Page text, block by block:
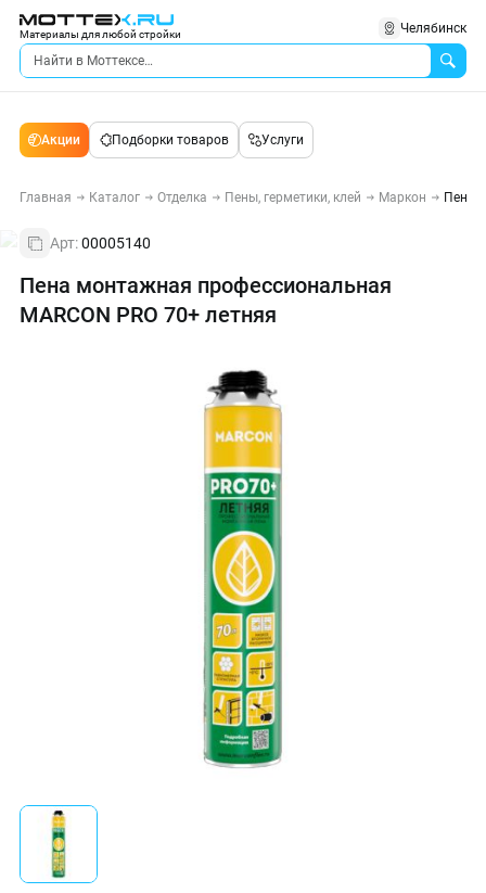
Материалы для любой стройки Челябинск
Акции Подборки товаров Услуги
Главная Каталог Отделка Пены, герметики, клей Маркон Пена
Арт:00005140
Пена монтажная профессиональная
MARCON PRO 70+ летняя